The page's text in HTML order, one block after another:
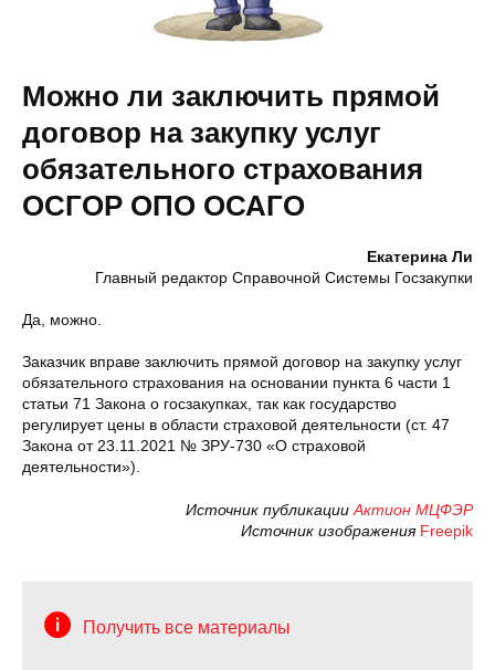
Можно ли заключить прямой
договор на закупку услуг
обязательного страхования
ОСГОР ОПО ОСАГО
Екатерина Ли
Главный редактор Справочной Системы Госзакупки
Да, можно.
Заказчик вправе заключить прямой договор на закупку услуг
обязательного страхования на основании пункта 6 части 1
статьи 71 Закона о госзакупках, так как государство
регулирует цены в области страховой деятельности (ст. 47
Закона от 23.11.2021 № ЗРУ-730 «О страховой
деятельности»).
Источник публикации Актион МЦФЭР
Источник изображения Freepik
Получить все материалы